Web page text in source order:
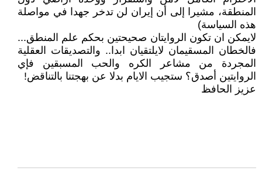
المنطقة، مشيرا إلى أن إيران لن تدخر جهدا في مواصلة
هذه السياسة)
لايمكن ان تكون الروايتان صحيحتين بحكم علم المنطق...
فالخطان المسقيمان لايلتقيان ابدا.. والتصديقات العقلية
المجردة من مشاعر الكره والحب المسبقين فإي
الروايتين أصدق؟ ستجيب الايام بدلا عن بهجتنا بالتناقض!
عزيز الحافظ